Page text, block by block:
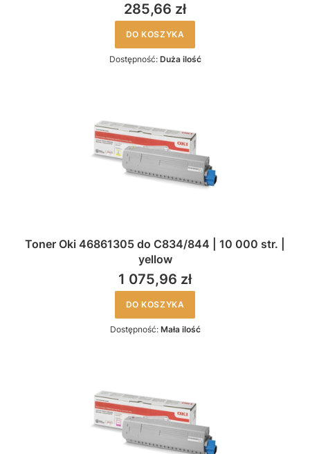
285,66 zł
DO KOSZYKA
Dostępność: Duża ilość
Toner Oki 46861305 do C834/844 | 10 000 str. |
yellow
1 075,96 zł
DO KOSZYKA
Dostępność: Mała ilość